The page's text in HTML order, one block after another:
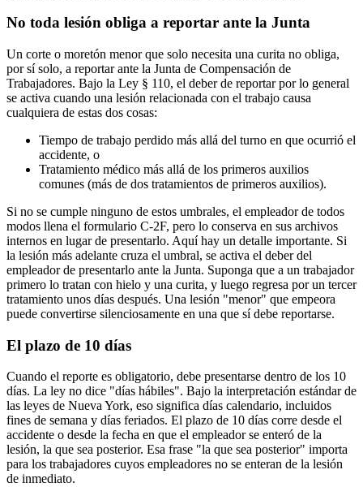
No toda lesión obliga a reportar ante la Junta
Un corte o moretón menor que solo necesita una curita no obliga,
por sí solo, a reportar ante la Junta de Compensación de
Trabajadores. Bajo la Ley § 110, el deber de reportar por lo general
se activa cuando una lesión relacionada con el trabajo causa
cualquiera de estas dos cosas:
Tiempo de trabajo perdido más allá del turno en que ocurrió el
accidente, o
Tratamiento médico más allá de los primeros auxilios
comunes (más de dos tratamientos de primeros auxilios).
Si no se cumple ninguno de estos umbrales, el empleador de todos
modos llena el formulario C-2F, pero lo conserva en sus archivos
internos en lugar de presentarlo. Aquí hay un detalle importante. Si
la lesión más adelante cruza el umbral, se activa el deber del
empleador de presentarlo ante la Junta. Suponga que a un trabajador
primero lo tratan con hielo y una curita, y luego regresa por un tercer
tratamiento unos días después. Una lesión "menor" que empeora
puede convertirse silenciosamente en una que sí debe reportarse.
El plazo de 10 días
Cuando el reporte es obligatorio, debe presentarse dentro de los 10
días. La ley no dice "días hábiles". Bajo la interpretación estándar de
las leyes de Nueva York, eso significa días calendario, incluidos
fines de semana y días feriados. El plazo de 10 días corre desde el
accidente o desde la fecha en que el empleador se enteró de la
lesión, la que sea posterior. Esa frase "la que sea posterior" importa
para los trabajadores cuyos empleadores no se enteran de la lesión
de inmediato.